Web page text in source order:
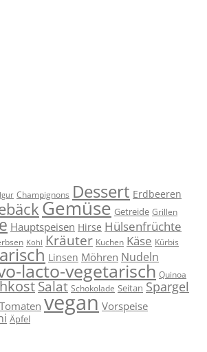
Champignons Dessert Erdbeeren
Gemüse Getreide Grillen
Hauptspeisen Hirse Hülsenfrüchte
Kohl Kräuter Kuchen Käse Kürbis
Linsen Möhren Nudeln
lacto-vegetarisch Quinoa
Salat Schokolade Seitan Spargel
Tomaten vegan Vorspeise
Äpfel